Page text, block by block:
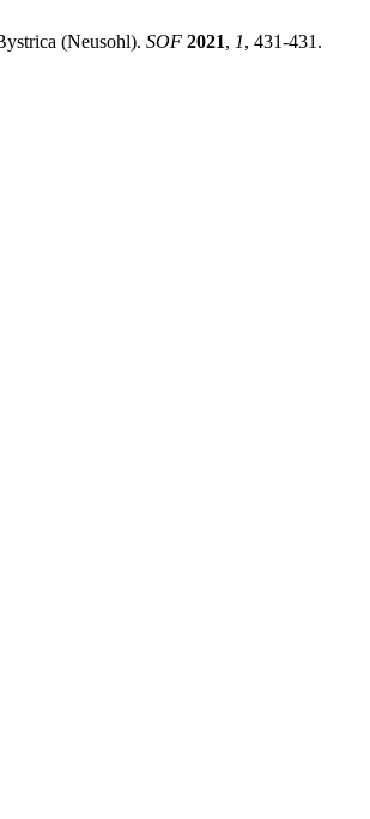
(Neusohl). SOF 2021, 1, 431-431.